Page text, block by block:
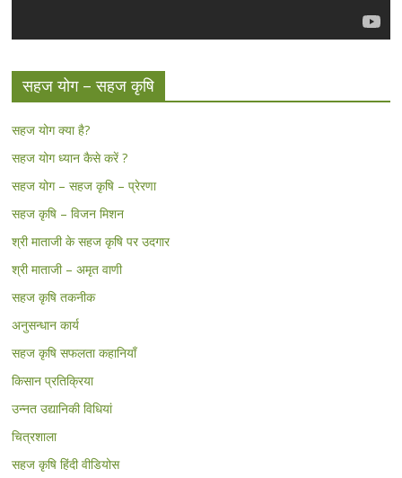
सहज योग – सहज कृषि
सहज योग क्या है?
सहज योग ध्यान कैसे करें ?
सहज योग – सहज कृषि – प्रेरणा
सहज कृषि – विजन मिशन
श्री माताजी के सहज कृषि पर उदगार
श्री माताजी – अमृत वाणी
सहज कृषि तकनीक
अनुसन्धान कार्य
सहज कृषि सफलता कहानियाँ
किसान प्रतिक्रिया
उन्नत उद्यानिकी विधियां
चित्रशाला
सहज कृषि हिंदी वीडियोस